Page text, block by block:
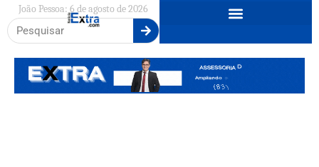
João Pessoa: 6 de agosto de 2026